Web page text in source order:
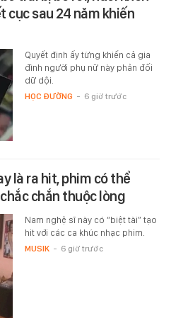
cục sau 24 năm khiến
Quyết định ấy từng khiến cả gia
đình người phụ nữ này phản đối
dữ dội.
HỌC ĐƯỜNG - 6 giờ trước
là ra hit, phim có thể
chắn thuộc lòng
Nam nghệ sĩ này có “biệt tài” tạo
hit với các ca khúc nhạc phim.
MUSIK - 6 giờ trước